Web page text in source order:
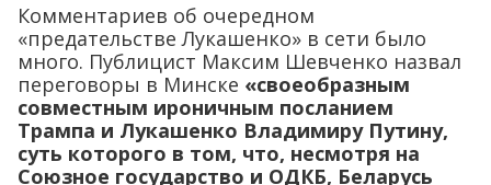
Комментариев об очередном
«предательстве Лукашенко» в сети было
много. Публицист Максим Шевченко назвал
переговоры в Минске «своеобразным
совместным ироничным посланием
Трампа и Лукашенко Владимиру Путину,
суть которого в том, что, несмотря на
Союзное государство и ОДКБ, Беларусь